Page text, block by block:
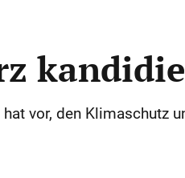
vor, den Klimaschutz